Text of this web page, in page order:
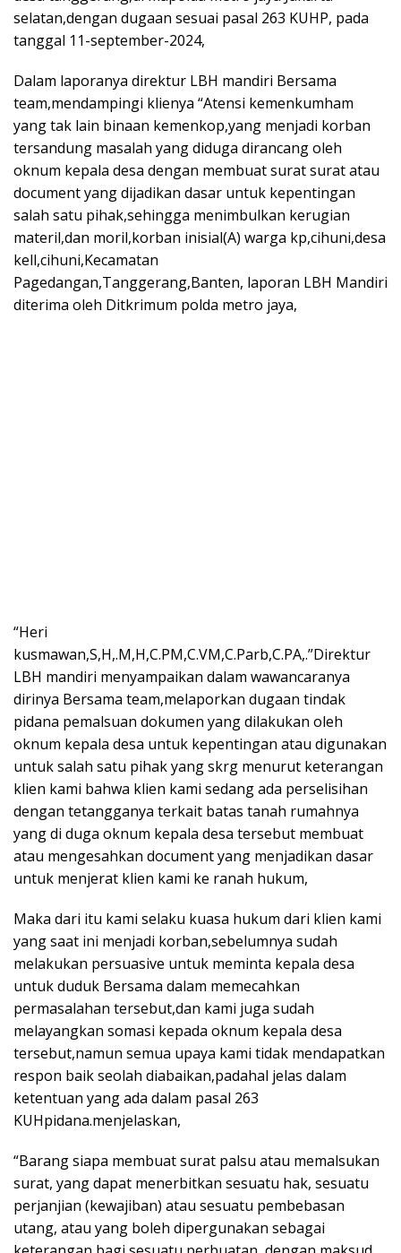
selatan,dengan dugaan sesuai pasal 263 KUHP, pada
tanggal 11-september-2024,
Dalam laporanya direktur LBH mandiri Bersama
team,mendampingi klienya “Atensi kemenkumham
yang tak lain binaan kemenkop,yang menjadi korban
tersandung masalah yang diduga dirancang oleh
oknum kepala desa dengan membuat surat surat atau
document yang dijadikan dasar untuk kepentingan
salah satu pihak,sehingga menimbulkan kerugian
materil,dan moril,korban inisial(A) warga kp,cihuni,desa
kell,cihuni,Kecamatan
Pagedangan,Tanggerang,Banten, laporan LBH Mandiri
diterima oleh Ditkrimum polda metro jaya,
“Heri
kusmawan,S,H,.M,H,C.PM,C.VM,C.Parb,C.PA,.”Direktur
LBH mandiri menyampaikan dalam wawancaranya
dirinya Bersama team,melaporkan dugaan tindak
pidana pemalsuan dokumen yang dilakukan oleh
oknum kepala desa untuk kepentingan atau digunakan
untuk salah satu pihak yang skrg menurut keterangan
klien kami bahwa klien kami sedang ada perselisihan
dengan tetangganya terkait batas tanah rumahnya
yang di duga oknum kepala desa tersebut membuat
atau mengesahkan document yang menjadikan dasar
untuk menjerat klien kami ke ranah hukum,
Maka dari itu kami selaku kuasa hukum dari klien kami
yang saat ini menjadi korban,sebelumnya sudah
melakukan persuasive untuk meminta kepala desa
untuk duduk Bersama dalam memecahkan
permasalahan tersebut,dan kami juga sudah
melayangkan somasi kepada oknum kepala desa
tersebut,namun semua upaya kami tidak mendapatkan
respon baik seolah diabaikan,padahal jelas dalam
ketentuan yang ada dalam pasal 263
KUHpidana.menjelaskan,
“Barang siapa membuat surat palsu atau memalsukan
surat, yang dapat menerbitkan sesuatu hak, sesuatu
perjanjian (kewajiban) atau sesuatu pembebasan
utang, atau yang boleh dipergunakan sebagai